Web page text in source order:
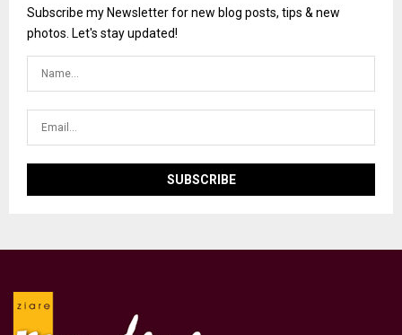
Subscribe my Newsletter for new blog posts, tips & new
photos. Let's stay updated!